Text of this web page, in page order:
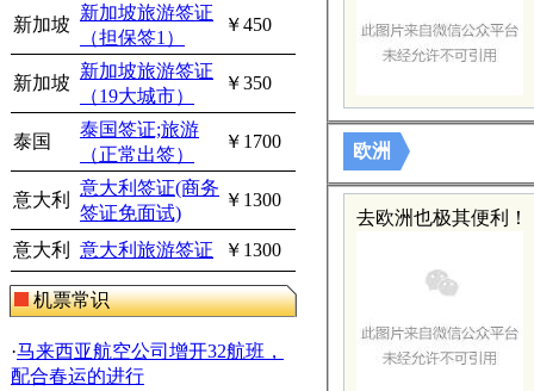
新加坡
新加坡旅游签证
（担保签1）
￥450
新加坡
新加坡旅游签证
（19大城市）
￥350
泰国
泰国签证;旅游
（正常出签）
￥1700
意大利
意大利签证(商务
签证免面试)
￥1300
意大利 意大利旅游签证 ￥1300
机票常识
·马来西亚航空公司增开32航班，
配合春运的进行
欧洲
去欧洲也极其便利！